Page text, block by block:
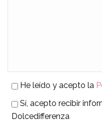
He leído y acepto la
Sí, acepto recibir
Dolcedifferenza